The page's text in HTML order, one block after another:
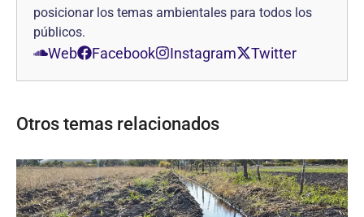
posicionar los temas ambientales para todos los
públicos.
Web Facebook Instagram Twitter
Otros temas relacionados